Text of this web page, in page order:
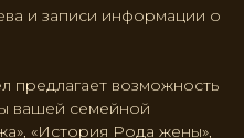
и записи информации о
предлагает возможность
вашей семейной
«История Рода жены»,